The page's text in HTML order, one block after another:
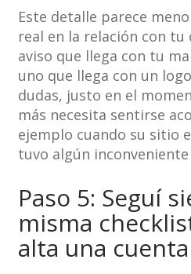
Este detalle parece
real en la relación con
aviso que llega con tu
uno que llega con un
dudas, justo en el
más necesita sentirse
ejemplo cuando su sitio
tuvo algún
Paso 5: Seguí
misma
alta una cuenta